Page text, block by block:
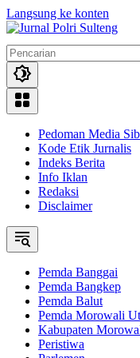
Langsung ke konten
Pedoman Media
Kode Etik Jurnalis
Indeks Berita
Info Iklan
Redaksi
Disclaimer
Pemda Banggai
Pemda Bangkep
Pemda Balut
Pemda Morowali
Kabupaten
Peristiwa